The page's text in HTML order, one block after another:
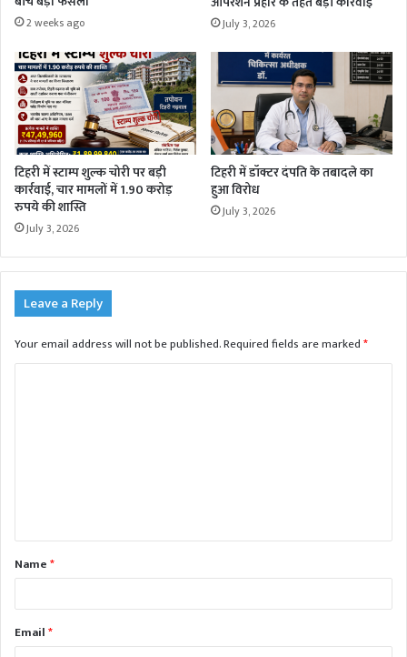
2 weeks ago July 3, 2026
टिहरी में स्टाम्प शुल्क चोरी पर बड़ी
कार्रवाई, चार मामलों में 1.90 करोड़
रुपये की शास्ति
July 3, 2026
टिहरी में डॉक्टर दंपति के तबादले का
हुआ विरोध
July 3, 2026
Leave a Reply
Your email address will not be published.Required fields are marked*
t
*Name*
Email*